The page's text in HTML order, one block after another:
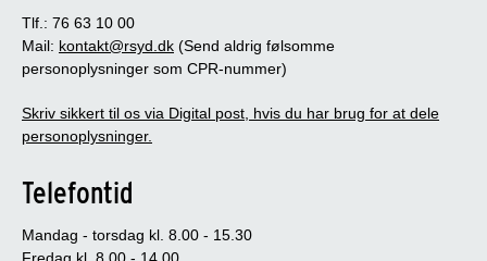
Tlf.: 76 63 10 00
Mail: kontakt@rsyd.dk (Send aldrig følsomme
personoplysninger som CPR-nummer)
Skriv sikkert til os via Digital post, hvis du har brug for at dele
personoplysninger.
Telefontid
Mandag - torsdag kl. 8.00 - 15.30